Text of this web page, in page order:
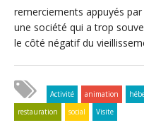
remerciements appuyés
une société qui a trop
le côté négatif du
Activité animation
restauration
social Visite